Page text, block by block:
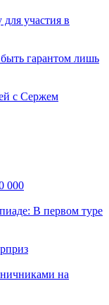
участия в
гарантом лишь
с Сержем
000
В первом туре
на